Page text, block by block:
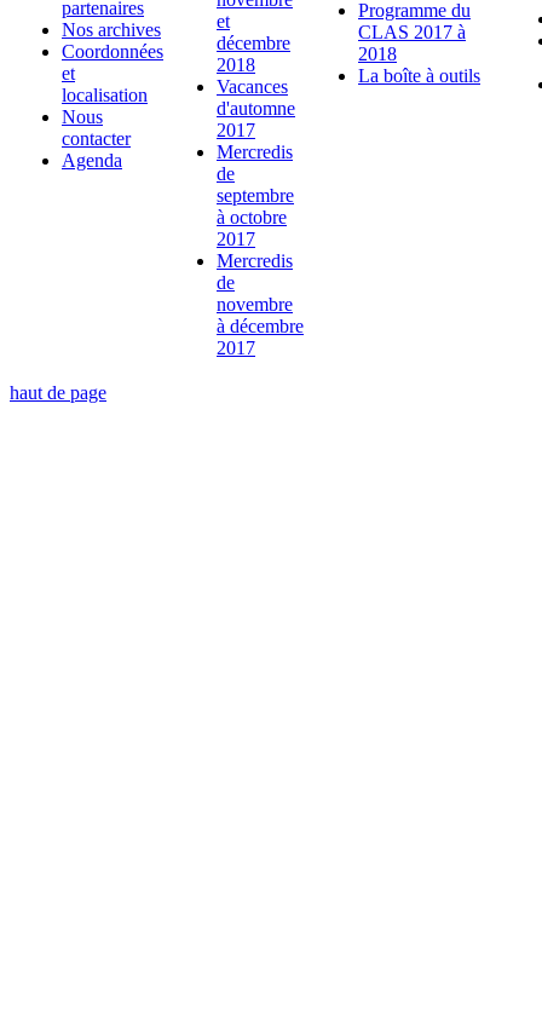
partenaires
Nos archives
Coordonnées
et
localisation
Nous
contacter
Agenda
et
décembre
2018
Vacances
d'automne
2017
Mercredis
de
septembre
à octobre
2017
Mercredis
de
novembre
à décembre
2017
Programme du
CLAS 2017 à
2018
La boîte à outils
haut de page